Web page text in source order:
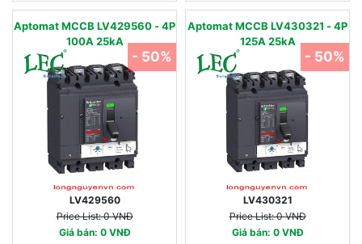
Aptomat MCCB LV429560 - 4P
100A 25kA
LV429560
Price List: 0 VNĐ
Giá bán: 0 VNĐ
- 50%
Aptomat MCCB LV430321 - 4P
125A 25kA
LV430321
Price List: 0 VNĐ
Giá bán: 0 VNĐ
- 50%